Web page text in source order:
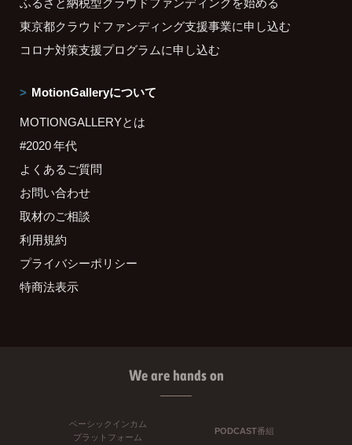
東京都クラウドファンディング支援事業に申し込む
コロナ対策支援プログラムに申し込む
MotionGalleryについて
MOTIONGALLERYとは
#2020 年代
よくあるご質問
お問い合わせ
取材のご相談
利用規約
プライバシーポリシー
特商法表示
We are hands on
ベーシックインカム
プラットフォーム
PODCAST番組